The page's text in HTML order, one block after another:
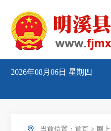
2026年08月06日 星期四
当前位置： 首页 > 网